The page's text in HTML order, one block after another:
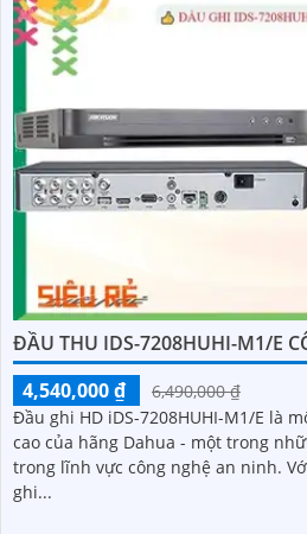
ĐẦU THU IDS-7208HUHI-M1/E
4,540,000 ₫
6,490,000 ₫
Đầu ghi HD iDS-7208HUHI-M1/E là
cao của hãng Dahua - một trong
trong lĩnh vực công nghệ an ninh. Với độ phân giải cao, đầu
ghi...